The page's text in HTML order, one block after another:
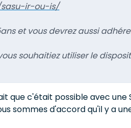
sasu-ir-ou-is/
et vous devrez aussi
souhaitiez utiliser le
que c'était possible avec une
sommes d'accord qu'il y a